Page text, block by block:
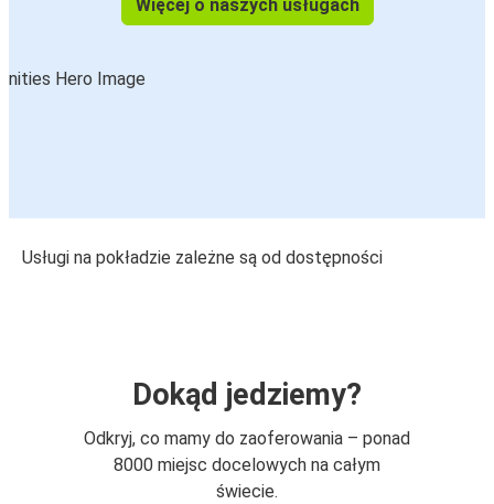
Więcej o naszych usługach
Usługi na pokładzie zależne są od dostępności
Dokąd jedziemy?
Odkryj, co mamy do zaoferowania – ponad
8000 miejsc docelowych na całym
świecie.